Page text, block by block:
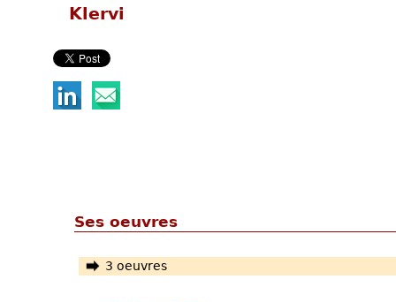
Klervi
Ses oeuvres
3 oeuvres